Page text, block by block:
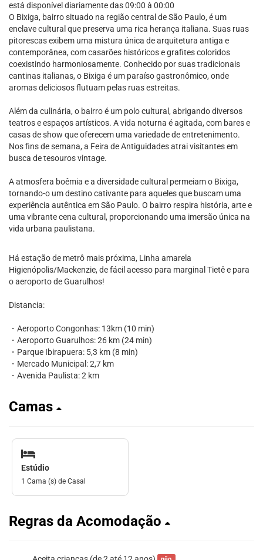
está disponível diariamente das 09:00 à 00:00
O Bixiga, bairro situado na região central de São Paulo, é um
enclave cultural que preserva uma rica herança italiana. Suas ruas
pitorescas exibem uma mistura única de arquitetura antiga e
contemporânea, com casarões históricos e grafites coloridos
coexistindo harmoniosamente. Conhecido por suas tradicionais
cantinas italianas, o Bixiga é um paraíso gastronômico, onde
aromas deliciosos flutuam pelas ruas estreitas.
Além da culinária, o bairro é um polo cultural, abrigando diversos
teatros e espaços artísticos. A vida noturna é agitada, com bares e
casas de show que oferecem uma variedade de entretenimento.
Nos fins de semana, a Feira de Antiguidades atrai visitantes em
busca de tesouros vintage.
A atmosfera boêmia e a diversidade cultural permeiam o Bixiga,
tornando-o um destino cativante para aqueles que buscam uma
experiência autêntica em São Paulo. O bairro respira história, arte e
uma vibrante cena cultural, proporcionando uma imersão única na
vida urbana paulistana.
Há estação de metrô mais próxima, Linha amarela
Higienópolis/Mackenzie, de fácil acesso para marginal Tietê e para
o aeroporto de Guarulhos!
Distancia:
・Aeroporto Congonhas: 13km (10 min)
・Aeroporto Guarulhos: 26 km (24 min)
・Parque Ibirapuera: 5,3 km (8 min)
・Mercado Municipal: 2,7 km
・Avenida Paulista: 2 km
Camas
Estúdio
1 Cama (s) de Casal
Regras da Acomodação